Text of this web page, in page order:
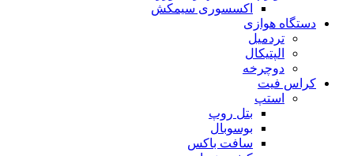
اکسسوری سیمکش
دستگاه هوازی
تردمیل
الپتیکال
دوچرخه
کراس فیت
استپ
بتل روپ
بوسوبال
سافت باکس